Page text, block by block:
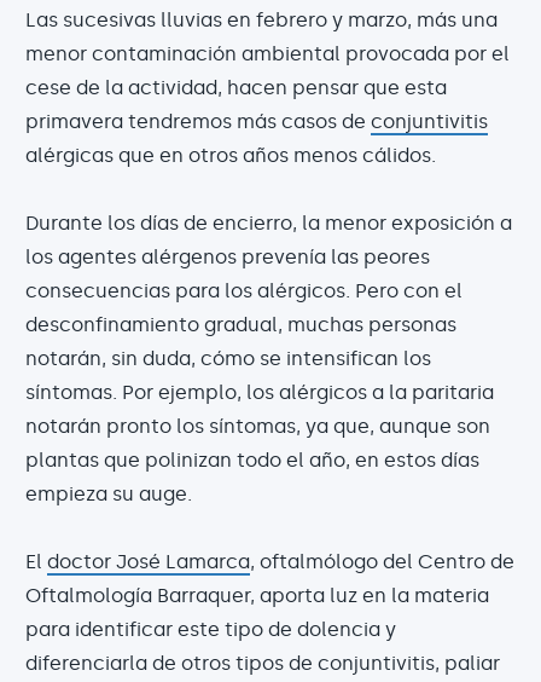
Las sucesivas lluvias en febrero y marzo, más una
menor contaminación ambiental provocada por el
cese de la actividad, hacen pensar que esta
primavera tendremos más casos de conjuntivitis
alérgicas que en otros años menos cálidos.
Durante los días de encierro, la menor exposición a
los agentes alérgenos prevenía las peores
consecuencias para los alérgicos. Pero con el
desconfinamiento gradual, muchas personas
notarán, sin duda, cómo se intensifican los
síntomas. Por ejemplo, los alérgicos a la paritaria
notarán pronto los síntomas, ya que, aunque son
plantas que polinizan todo el año, en estos días
empieza su auge.
El doctor José Lamarca, oftalmólogo del Centro de
Oftalmología Barraquer, aporta luz en la materia
para identificar este tipo de dolencia y
diferenciarla de otros tipos de conjuntivitis, paliar